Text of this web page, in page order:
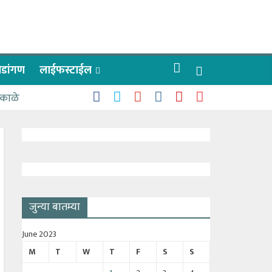
लाईफस्टाईल
काळे
जुन्या बातम्या
June 2023
M
T W T F S
S